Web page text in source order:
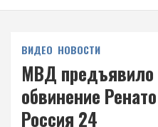
ВИДЕО НОВОСТИ
МВД предъявило
обвинение
Россия 24